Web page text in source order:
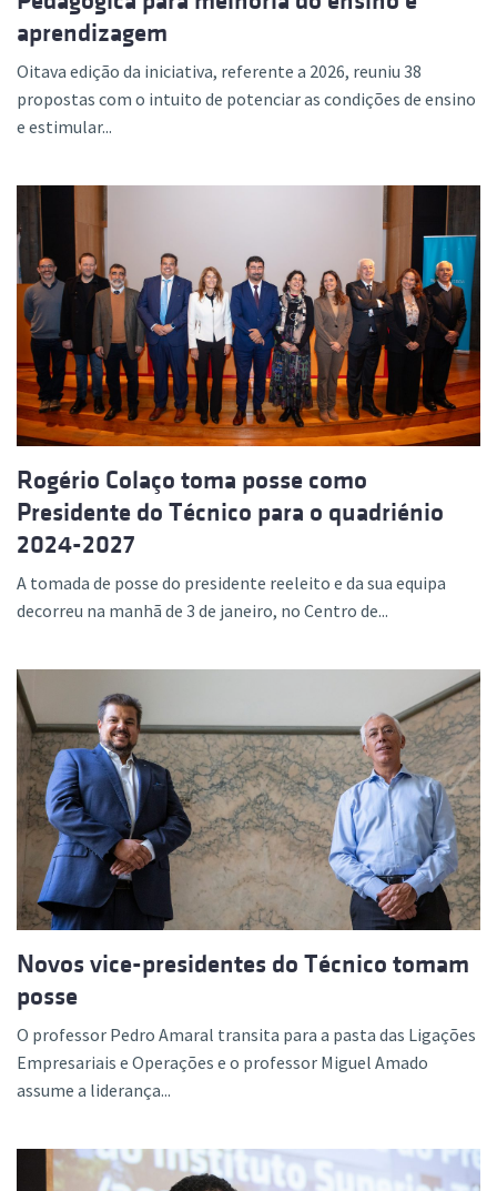
aprendizagem
Oitava edição da iniciativa, referente a 2026, reuniu 38
propostas com o intuito de potenciar as condições de ensino
e estimular...
Rogério Colaço toma posse como
Presidente do Técnico para o quadriénio
2024-2027
A tomada de posse do presidente reeleito e da sua equipa
decorreu na manhã de 3 de janeiro, no Centro de...
Novos vice-presidentes do Técnico tomam
posse
O professor Pedro Amaral transita para a pasta das Ligações
Empresariais e Operações e o professor Miguel Amado
assume a liderança...